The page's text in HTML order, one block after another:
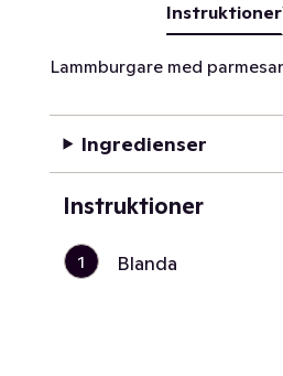
Instruktioner
Lammburgare med
Ingredienser
Instruktioner
1 Blanda